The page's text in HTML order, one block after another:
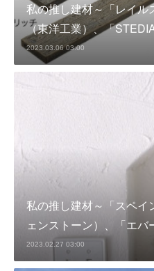
私の推し建材～「レイル
（東洋工業）、「
2023.03.06 03:00
私の推し建材～「スペイ
ェンストーン）、「エ
2023.02.27 03:00